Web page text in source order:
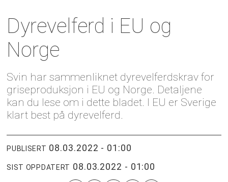
Dyrevelferd i EU og
Norge
Svin har sammenliknet dyrevelferdskrav for
griseproduksjon i EU og Norge. Detaljene
kan du lese om i dette bladet. I EU er Sverige
klart best på dyrevelferd.
PUBLISERT 08.03.2022 - 01:00
SIST OPPDATERT 08.03.2022 - 01:00